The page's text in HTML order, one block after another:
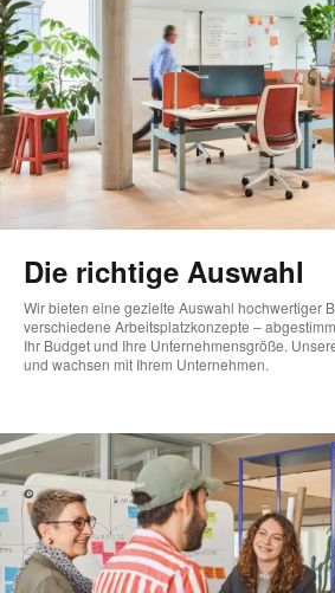
Die richtige Auswahl
Wir bieten eine gezielte Auswahl hochwertiger
verschiedene Arbeitsplatzkonzepte –
Ihr Budget und Ihre Unternehmensgröße.
und wachsen mit Ihrem Unternehmen.